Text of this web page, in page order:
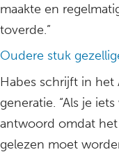
maakte en
toverde.”
Oudere stuk
Habes schrijft in het
generatie. “Als je
antwoord omdat
gelezen moet